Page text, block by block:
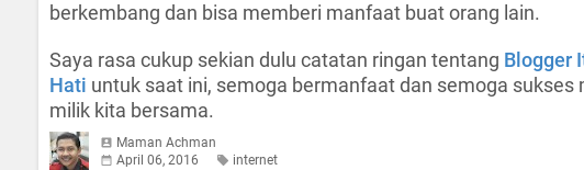
berkembang dan bisa memberi manfaat buat orang lain.
Saya rasa cukup sekian dulu catatan ringan tentang Blogger
Hati untuk saat ini, semoga bermanfaat dan semoga sukses
milik kita bersama.
Maman Achman
April 06, 2016
internet